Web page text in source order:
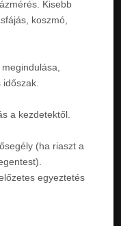
Kisebb
koszmó,
a kezdetektől.
(ha riaszt a
egyeztetés